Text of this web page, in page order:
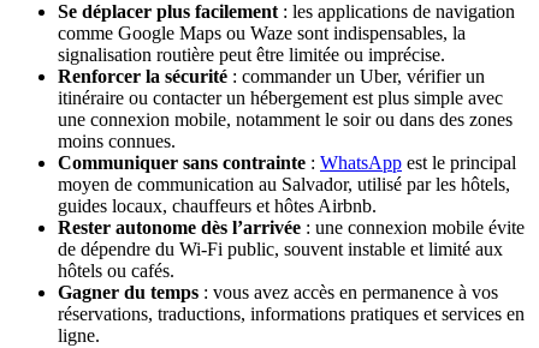
Se déplacer plus facilement : les applications de navigation
comme Google Maps ou Waze sont indispensables, la
signalisation routière peut être limitée ou imprécise.
Renforcer la sécurité : commander un Uber, vérifier un
itinéraire ou contacter un hébergement est plus simple avec
une connexion mobile, notamment le soir ou dans des zones
moins connues.
Communiquer sans contrainte : WhatsApp est le principal
moyen de communication au Salvador, utilisé par les hôtels,
guides locaux, chauffeurs et hôtes Airbnb.
Rester autonome dès l’arrivée : une connexion mobile évite
de dépendre du Wi-Fi public, souvent instable et limité aux
hôtels ou cafés.
Gagner du temps : vous avez accès en permanence à vos
réservations, traductions, informations pratiques et services en
ligne.